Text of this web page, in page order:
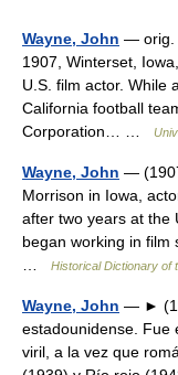
Wayne, John — orig.
1907, Winterset,
U.S. film actor. While
California football
Corporation… …
Wayne, John —
Morrison in Iowa,
after two years at the
began working in film
Historical Dictionary of
Wayne, John — ►
estadounidense. Fue
viril, a la vez que